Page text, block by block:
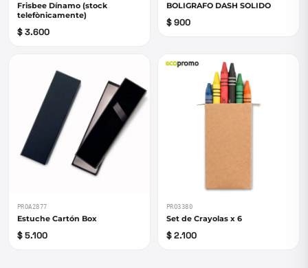
Frisbee Dínamo (stock
telefònicamente)
$ 3.600
BOLIGRAFO DASH SOLIDO
$ 900
PROA2877
Estuche Cartón Box
$ 5.100
PRO3380
Set de Crayolas x 6
$ 2.100